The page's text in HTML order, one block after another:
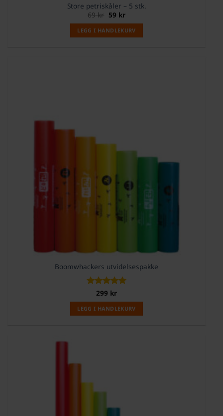
Store petriskåler – 5 stk.
69kr Opprinnelig
pris
var:
69 kr.
59 krNåværende
er:
59 kr.
LEGG I HANDLEKURV
Boomwhackers utvidelsespakke
Vurdert5
av 5
299 kr
LEGG I HANDLEKURV